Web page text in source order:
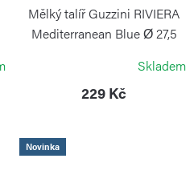
Mělký talíř Guzzini RIVIERA
Mediterranean Blue Ø 27,5
Skladem
229 Kč
Novinka